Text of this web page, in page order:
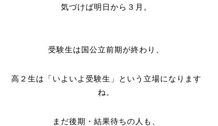
気づけば明日から３月。
受験生は国公立前期が終わり、
高２生は「いよいよ受験生」という立場になります
ね。
まだ後期・結果待ちの人も、